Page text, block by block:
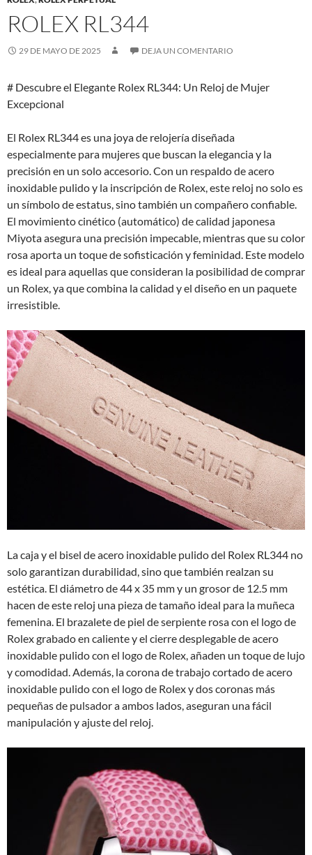
ROLEX RL344
29 DE MAYO DE 2025 DEJA UN COMENTARIO
# Descubre el Elegante Rolex RL344: Un Reloj de Mujer
Excepcional
El Rolex RL344 es una joya de relojería diseñada
especialmente para mujeres que buscan la elegancia y la
precisión en un solo accesorio. Con un respaldo de acero
inoxidable pulido y la inscripción de Rolex, este reloj no solo es
un símbolo de estatus, sino también un compañero confiable.
El movimiento cinético (automático) de calidad japonesa
Miyota asegura una precisión impecable, mientras que su color
rosa aporta un toque de sofisticación y feminidad. Este modelo
es ideal para aquellas que consideran la posibilidad de comprar
un Rolex, ya que combina la calidad y el diseño en un paquete
irresistible.
La caja y el bisel de acero inoxidable pulido del Rolex RL344 no
solo garantizan durabilidad, sino que también realzan su
estética. El diámetro de 44 x 35 mm y un grosor de 12.5 mm
hacen de este reloj una pieza de tamaño ideal para la muñeca
femenina. El brazalete de piel de serpiente rosa con el logo de
Rolex grabado en caliente y el cierre desplegable de acero
inoxidable pulido con el logo de Rolex, añaden un toque de lujo
y comodidad. Además, la corona de trabajo cortado de acero
inoxidable pulido con el logo de Rolex y dos coronas más
pequeñas de pulsador a ambos lados, aseguran una fácil
manipulación y ajuste del reloj.